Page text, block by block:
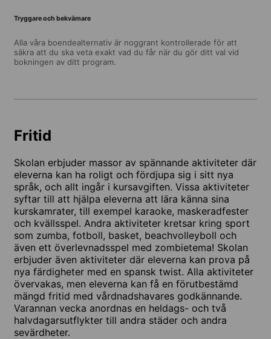
Tryggare och bekvämare
Alla våra boendealternativ är noggrant kontrollerade för att
säkra att du ska veta exakt vad du får när du gör ditt val vid
bokningen av ditt program.
Fritid
Skolan erbjuder massor av spännande aktiviteter där
eleverna kan ha roligt och fördjupa sig i sitt nya
språk, och allt ingår i kursavgiften. Vissa aktiviteter
syftar till att hjälpa eleverna att lära känna sina
kurskamrater, till exempel karaoke, maskeradfester
och kvällsspel. Andra aktiviteter kretsar kring sport
som zumba, fotboll, basket, beachvolleyboll och
även ett överlevnadsspel med zombietema! Skolan
erbjuder även aktiviteter där eleverna kan prova på
nya färdigheter med en spansk twist. Alla aktiviteter
övervakas, men eleverna kan få en förutbestämd
mängd fritid med vårdnadshavares godkännande.
Varannan vecka anordnas en heldags- och två
halvdagarsutflykter till andra städer och andra
sevärdheter.